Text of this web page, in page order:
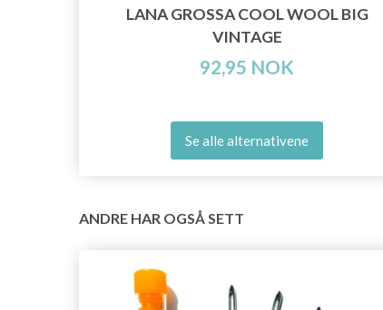
LANA GROSSA COOL WOOL BIG
VINTAGE
92,95 NOK
Se alle alternativene
ANDRE HAR OGSÅ SETT